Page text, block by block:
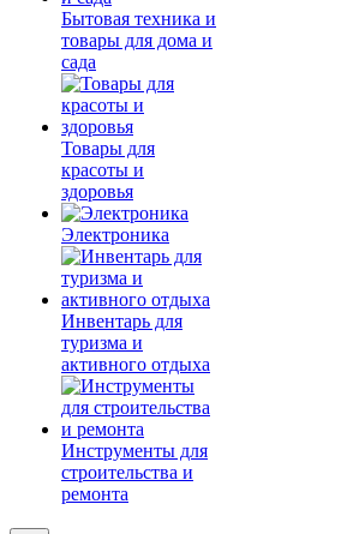
Бытовая техника и
товары для дома и
сада
Товары для
красоты и
здоровья
Электроника
Инвентарь для
туризма и
активного отдыха
Инструменты для
строительства и
ремонта